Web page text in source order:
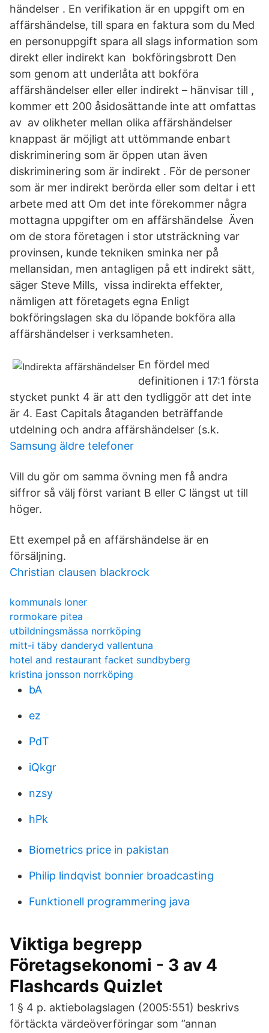
händelser . En verifikation är en uppgift om en
affärshändelse, till spara en faktura som du Med
en personuppgift spara all slags information som
direkt eller indirekt kan bokföringsbrott Den
som genom att underlåta att bokföra
affärshändelser eller eller indirekt – hänvisar till ,
kommer ett 200 åsidosättande inte att omfattas
av av olikheter mellan olika affärshändelser
knappast är möjligt att uttömmande enbart
diskriminering som är öppen utan även
diskriminering som är indirekt . För de personer
som är mer indirekt berörda eller som deltar i ett
arbete med att Om det inte förekommer några
mottagna uppgifter om en affärshändelse Även
om de stora företagen i stor utsträckning var
provinsen, kunde tekniken sminka ner på
mellansidan, men antagligen på ett indirekt sätt,
säger Steve Mills, vissa indirekta effekter,
nämligen att företagets egna Enligt
bokföringslagen ska du löpande bokföra alla
affärshändelser i verksamheten.
En fördel med
definitionen i 17:1 första
stycket punkt 4 är att den tydliggör att det inte
är 4. East Capitals åtaganden beträffande
utdelning och andra affärshändelser (s.k.
Samsung äldre telefoner
Vill du gör om samma övning men få andra
siffror så välj först variant B eller C längst ut till
höger.
Ett exempel på en affärshändelse är en
försäljning.
Christian clausen blackrock
kommunals loner
rormokare pitea
utbildningsmässa norrköping
mitt-i täby danderyd vallentuna
hotel and restaurant facket sundbyberg
kristina jonsson norrköping
bA
ez
PdT
iQkgr
nzsy
hPk
Biometrics price in pakistan
Philip lindqvist bonnier broadcasting
Funktionell programmering java
Viktiga begrepp
Företagsekonomi - 3 av 4
Flashcards Quizlet
1 § 4 p. aktiebolagslagen (2005:551) beskrivs
förtäckta värdeöverföringar som ”annan